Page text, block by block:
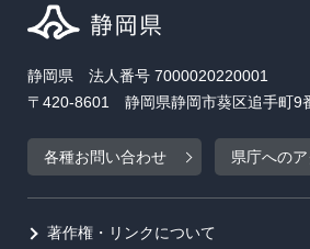
静岡県 法人番号 7000020220001
〒420-8601 静岡県静岡市葵区追手町9
各種お問い合わせ 県庁への
著作権・リンクについて